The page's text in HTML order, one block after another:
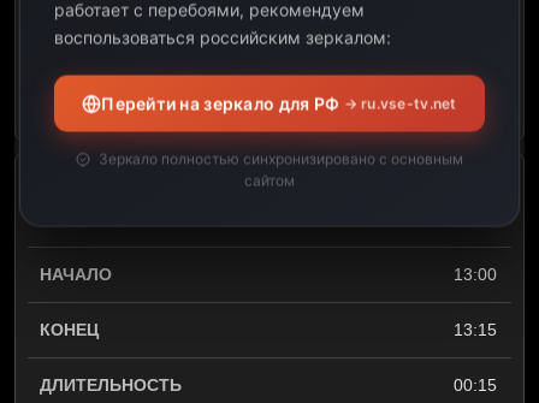
Открыть описание
13:00
13:15
00:15
работает с перебоями, рекомендуем
воспользоваться российским зеркалом:
Перейти на зеркало для РФ → ru.vse-tv.net
Зеркало полностью синхронизировано с основным
сайтом